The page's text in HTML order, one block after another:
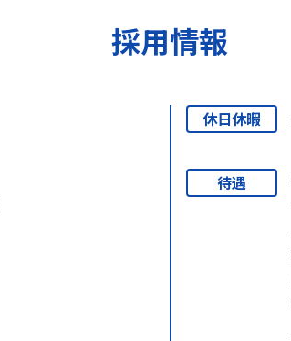
採用情報
休日休暇
待遇